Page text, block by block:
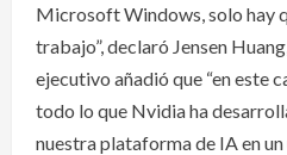
Microsoft Windows, solo hay
trabajo”, declaró Jensen
ejecutivo añadió que “en este
todo lo que Nvidia ha
nuestra plataforma de IA en